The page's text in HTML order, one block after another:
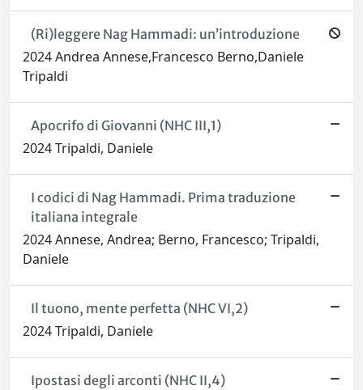
(Ri)leggere Nag Hammadi: un’introduzione
2024 Andrea Annese,Francesco Berno,Daniele
Tripaldi
Apocrifo di Giovanni (NHC III,1)
2024 Tripaldi, Daniele
I codici di Nag Hammadi. Prima traduzione
italiana integrale
2024 Annese, Andrea; Berno, Francesco; Tripaldi,
Daniele
Il tuono, mente perfetta (NHC VI,2)
2024 Tripaldi, Daniele
Ipostasi degli arconti (NHC II,4)